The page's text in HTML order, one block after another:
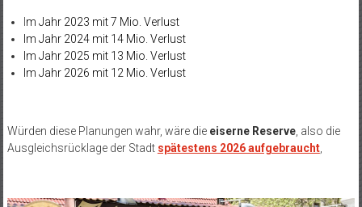
m Jahr 2023 mit 7 Mio. Verlust
Im Jahr 2024 mit 14 Mio. Verlust
Im Jahr 2025 mit 13 Mio. Verlust
Im Jahr 2026 mit 12 Mio. Verlust
Würden diese Planungen wahr, wäre die eiserne Reserve, also die
Ausgleichsrücklage der Stadt spätestens 2026 aufgebraucht,